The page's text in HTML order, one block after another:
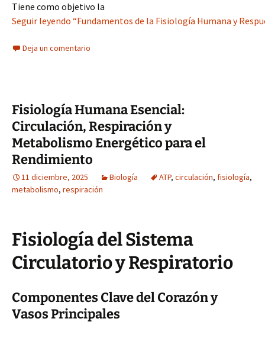
Tiene como objetivo la
Seguir leyendo “Fundamentos de la Fisiología Humana y
Deja un comentario
Fisiología Humana Esencial:
Circulación, Respiración y
Metabolismo Energético para el
Rendimiento
11 diciembre, 2025 Biología ATP, circulación, fisiología,
metabolismo, respiración
Fisiología del Sistema
Circulatorio y Respiratorio
Componentes Clave del Corazón y
Vasos Principales